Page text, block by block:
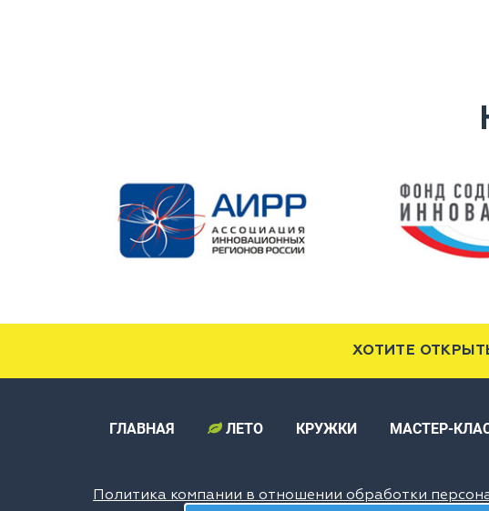
ХОТИТЕ
ГЛАВНАЯ ЛЕТО КРУЖКИ МАСТЕР-
Политика компании в отношении обработки